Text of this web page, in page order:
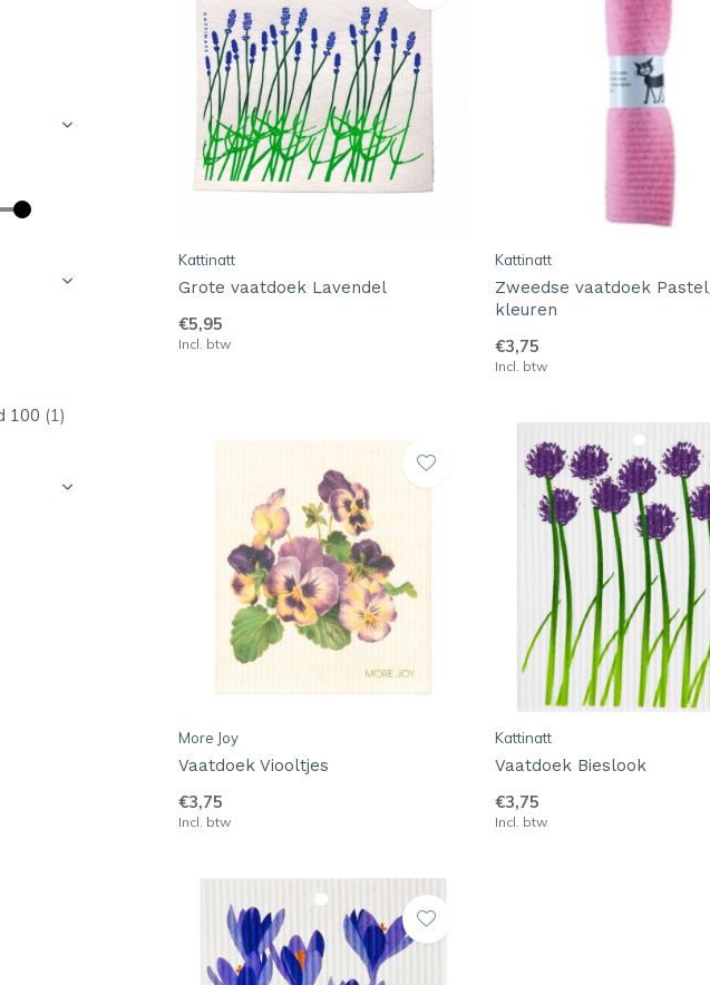
Kattinatt
Grote vaatdoek Lavendel
€5,95
Incl. btw
Kattinatt
Zweedse vaatdoek
kleuren
€3,75
Incl. btw
More Joy
Vaatdoek Viooltjes
€3,75
Incl. btw
Kattinatt
Vaatdoek Bieslook
€3,75
Incl. btw
100 (1)